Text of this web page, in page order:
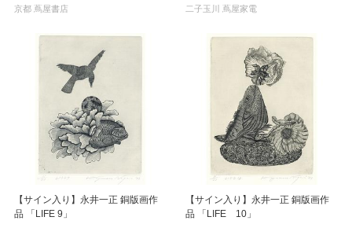
京都 蔦屋書店 二子玉川 蔦屋家電
【サイン入り】永井一正 銅版画作
品 「LIFE 9」
【サイン入り】永井一正 銅版画作
品 「LIFE 10」